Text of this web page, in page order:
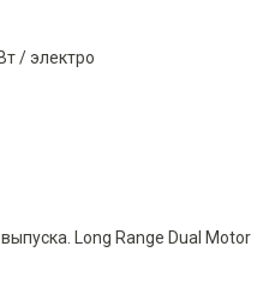
/ электро
Long Range Dual Motor